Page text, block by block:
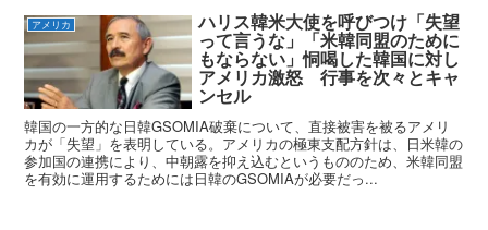
アメリカ ハリス韓米大使を呼びつけ「失望
って言うな」「米韓同盟のために
もならない」恫喝した韓国に対し
アメリカ激怒 行事を次々とキャ
ンセル
韓国の一方的な日韓GSOMIA破棄について、直接被害を被るアメリ
カが「失望」を表明している。アメリカの極東支配方針は、日米韓の
参加国の連携により、中朝露を抑え込むというもののため、米韓同盟
を有効に運用するためには日韓のGSOMIAが必要だっ...